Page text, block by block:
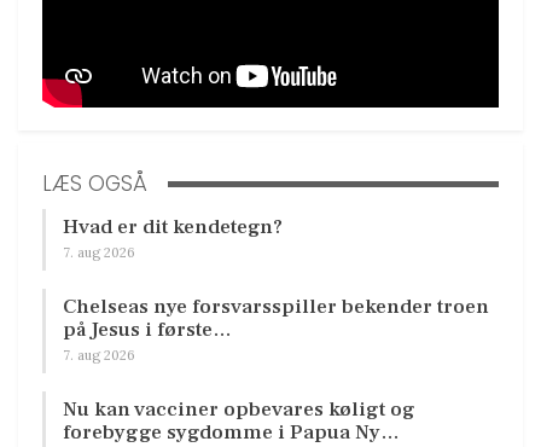
LÆS OGSÅ
Hvad er dit kendetegn?
7. aug 2026
Chelseas nye forsvarsspiller bekender troen
på Jesus i første…
7. aug 2026
Nu kan vacciner opbevares køligt og
forebygge sygdomme i Papua Ny…